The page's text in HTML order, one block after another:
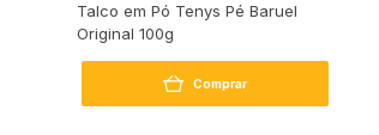
Talco em Pó Tenys Pé Baruel
Original 100g
Comprar